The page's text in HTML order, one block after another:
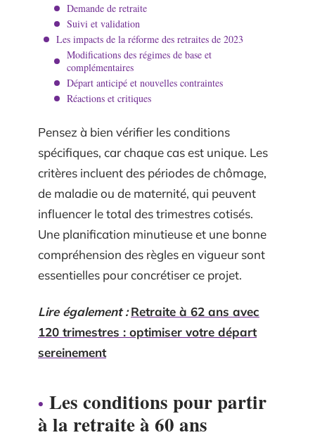
Demande de retraite
Suivi et validation
Les impacts de la réforme des retraites de 2023
Modifications des régimes de base et
complémentaires
Départ anticipé et nouvelles contraintes
Réactions et critiques
Pensez à bien vérifier les conditions
spécifiques, car chaque cas est unique. Les
critères incluent des périodes de chômage,
de maladie ou de maternité, qui peuvent
influencer le total des trimestres cotisés.
Une planification minutieuse et une bonne
compréhension des règles en vigueur sont
essentielles pour concrétiser ce projet.
Lire également : Retraite à 62 ans avec
120 trimestres : optimiser votre départ
sereinement
Les conditions pour partir
à la retraite à 60 ans